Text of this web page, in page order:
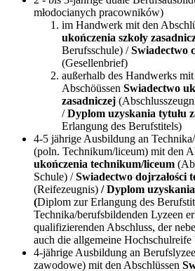
młodocianych pracowników)
im Handwerk mit den
ukończenia szkoły
Berufsschule) /Swiadectwo
(Gesellenbrief)
außerhalb des Handwerks
Abschöüssen Swiadectwo
zasadniczej
/Dyplom uzyskania tytułu
Erlangung des Berufstitels)
4-5 jährige Ausbildung an
(poln. Technikum/liceum) mit den
ukończenia technikum/liceum
Schule) /Swiadectwo dojrzałości
(Reifezeugnis) / Dyplom
(Diplom zur Erlangung des
Technika/berufsbildenden Lyzeen
qualifizierenden Abschluss, der
auch die allgemeine Hochschulreife
4-jährige Ausbildung an
zawodowe) mit den Abschlüssen